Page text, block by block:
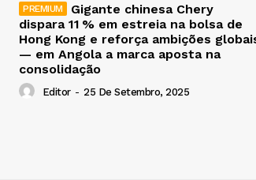
Gigante chinesa Chery
dispara 11 % em estreia na bolsa de
Hong Kong e reforça ambições
— em Angola a marca aposta na
consolidação
Editor - 25 De Setembro, 2025